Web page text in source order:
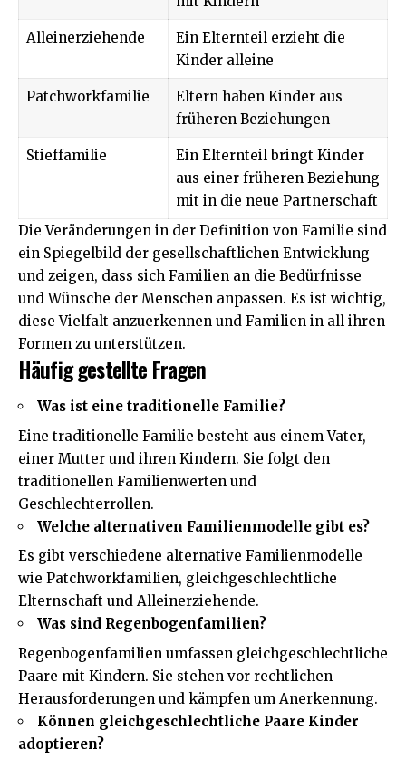
Alleinerziehende
Ein Elternteil erzieht die
Kinder alleine
Patchworkfamilie
Eltern haben Kinder aus
früheren Beziehungen
Stieffamilie
Ein Elternteil bringt Kinder
aus einer früheren Beziehung
mit in die neue Partnerschaft
Die Veränderungen in der Definition von Familie sind
ein Spiegelbild der gesellschaftlichen Entwicklung
und zeigen, dass sich Familien an die Bedürfnisse
und Wünsche der Menschen anpassen. Es ist wichtig,
diese Vielfalt anzuerkennen und Familien in all ihren
Formen zu unterstützen.
Häufig gestellte Fragen
Was ist eine traditionelle Familie?
Eine traditionelle Familie besteht aus einem Vater,
einer Mutter und ihren Kindern. Sie folgt den
traditionellen Familienwerten und
Geschlechterrollen.
Welche alternativen Familienmodelle gibt es?
Es gibt verschiedene alternative Familienmodelle
wie Patchworkfamilien, gleichgeschlechtliche
Elternschaft und Alleinerziehende.
Was sind Regenbogenfamilien?
Regenbogenfamilien umfassen gleichgeschlechtliche
Paare mit Kindern. Sie stehen vor rechtlichen
Herausforderungen und kämpfen um Anerkennung.
Können gleichgeschlechtliche Paare Kinder
adoptieren?